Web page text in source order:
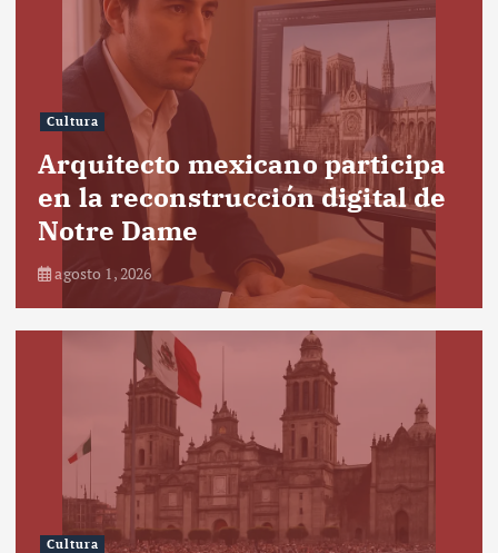
Cultura
Arquitecto mexicano participa
en la reconstrucción digital de
Notre Dame
agosto 1, 2026
Cultura